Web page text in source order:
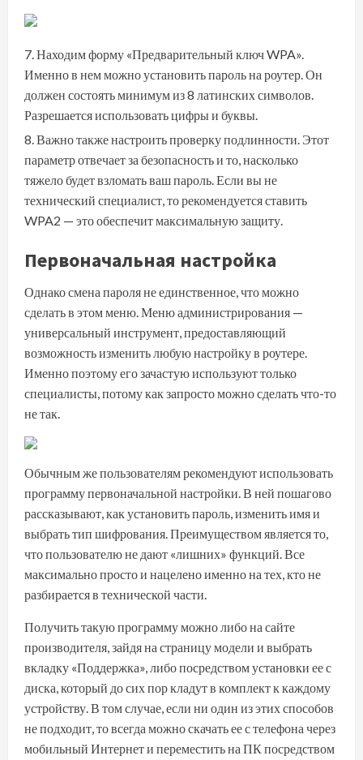
Находим форму «Предварительный ключ WPA».
Именно в нем можно установить пароль на роутер. Он
должен состоять минимум из 8 латинских символов.
Разрешается использовать цифры и буквы.
Важно также настроить проверку подлинности. Этот
параметр отвечает за безопасность и то, насколько
тяжело будет взломать ваш пароль. Если вы не
технический специалист, то рекомендуется ставить
WPA2 — это обеспечит максимальную защиту.
Первоначальная настройка
Однако смена пароля не единственное, что можно
сделать в этом меню. Меню администрирования —
универсальный инструмент, предоставляющий
возможность изменить любую настройку в роутере.
Именно поэтому его зачастую используют только
специалисты, потому как запросто можно сделать что-то
не так.
Обычным же пользователям рекомендуют использовать
программу первоначальной настройки. В ней пошагово
рассказывают, как установить пароль, изменить имя и
выбрать тип шифрования. Преимуществом является то,
что пользователю не дают «лишних» функций. Все
максимально просто и нацелено именно на тех, кто не
разбирается в технической части.
Получить такую программу можно либо на сайте
производителя, зайдя на страницу модели и выбрать
вкладку «Поддержка», либо посредством установки ее с
диска, который до сих пор кладут в комплект к каждому
устройству. В том случае, если ни один из этих способов
не подходит, то всегда можно скачать ее с телефона через
мобильный Интернет и переместить на ПК посредством